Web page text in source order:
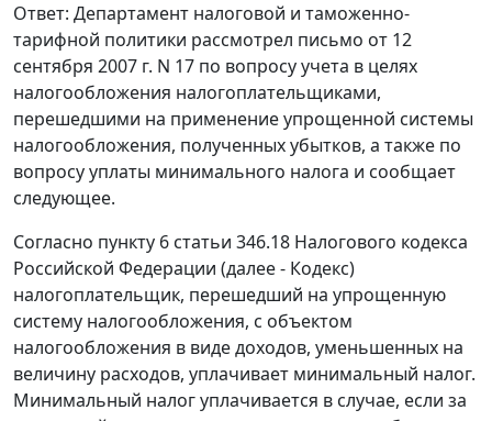
Ответ: Департамент налоговой и таможенно-
тарифной политики рассмотрел письмо от 12
сентября 2007 г. N 17 по вопросу учета в целях
налогообложения налогоплательщиками,
перешедшими на применение упрощенной системы
налогообложения, полученных убытков, а также по
вопросу уплаты минимального налога и сообщает
следующее.
Согласно пункту 6 статьи 346.18 Налогового кодекса
Российской Федерации (далее - Кодекс)
налогоплательщик, перешедший на упрощенную
систему налогообложения, с объектом
налогообложения в виде доходов, уменьшенных на
величину расходов, уплачивает минимальный налог.
Минимальный налог уплачивается в случае, если за